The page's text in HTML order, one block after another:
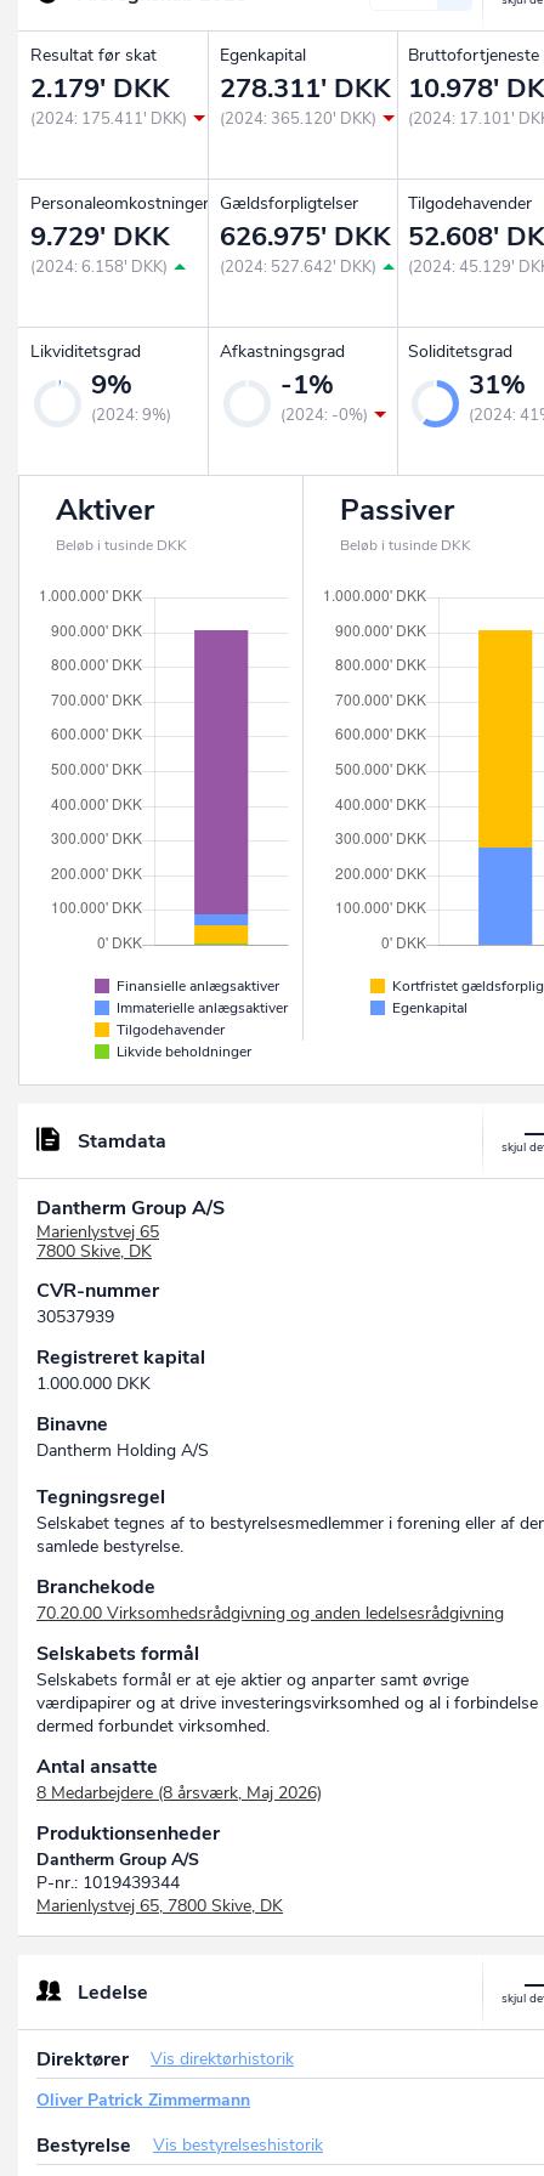
Resultat før skat
2.179' DKK
(2024: 175.411' DKK)
Egenkapital
278.311' DKK
(2024: 365.120' DKK)
Bruttofortjeneste
10.978'
(2024: 17.101'
Personaleomkostninger
9.729' DKK
(2024: 6.158' DKK)
Gældsforpligtelser
626.975' DKK
(2024: 527.642' DKK)
Tilgodehavender
52.608'
(2024: 45.129'
Likviditetsgrad
9%
(2024: 9%)
Afkastningsgrad
-1%
(2024: -0%)
Soliditetsgrad
31%
(2024:
Aktiver
Beløb i tusinde DKK
Finansielle anlægsaktiver
Immaterielle anlægsaktiver
Tilgodehavender
Likvide beholdninger
Passiver
Beløb i tusinde DKK
Kortfristet
Egenkapital
Stamdata
Dantherm Group A/S
Marienlystvej 65
7800 Skive, DK
CVR-nummer
30537939
Registreret kapital
1.000.000 DKK
Binavne
Dantherm Holding A/S
Tegningsregel
Selskabet tegnes af to bestyrelsesmedlemmer i forening eller af
samlede bestyrelse.
Branchekode
70.20.00 Virksomhedsrådgivning og anden ledelsesrådgivning
Selskabets formål
Selskabets formål er at eje aktier og anparter samt øvrige
værdipapirer og at drive investeringsvirksomhed og al i forbindelse
dermed forbundet virksomhed.
Antal ansatte
8 Medarbejdere (8 årsværk, Maj 2026)
Produktionsenheder
Dantherm Group A/S
P-nr.: 1019439344
Marienlystvej 65, 7800 Skive, DK
Ledelse
Direktører
Vis direktørhistorik
Oliver Patrick Zimmermann
Bestyrelse
Vis bestyrelseshistorik